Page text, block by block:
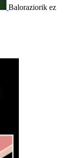
Baloraziorik ez